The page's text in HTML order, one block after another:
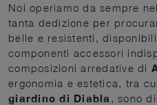
Noi operiamo da sempre
tanta dedizione per
belle e resistenti,
componenti accessori
composizioni arredative di
ergonomia e estetica, tra
giardino di Diabla , sono